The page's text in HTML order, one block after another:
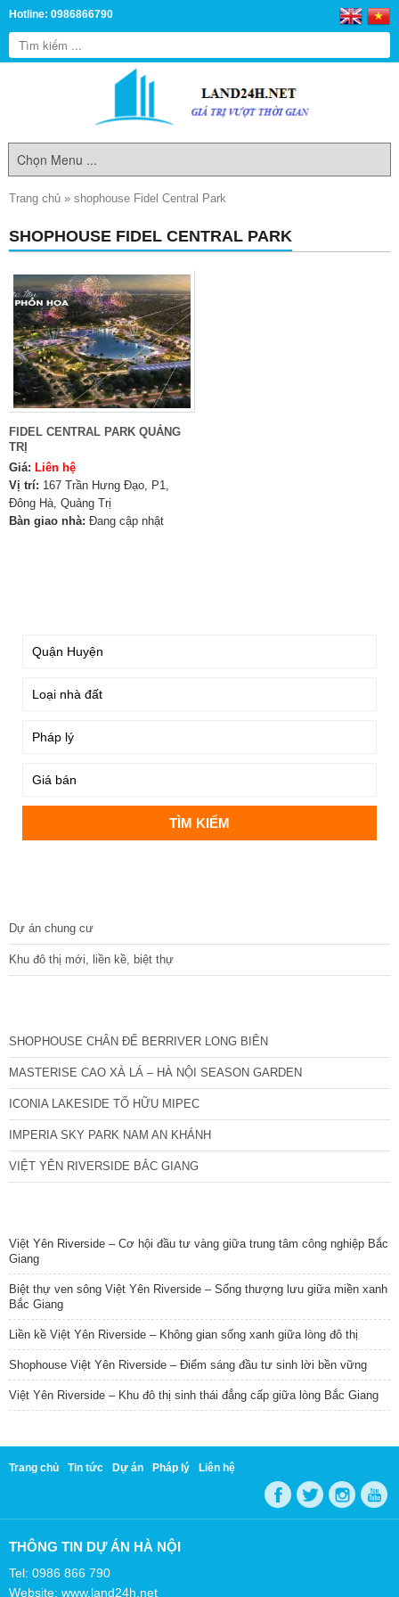
Hotline: 0986866790
Trang chủ » shophouse Fidel Central Park
SHOPHOUSE FIDEL CENTRAL PARK
FIDEL CENTRAL PARK QUẢNG
TRỊ
Giá: Liên hệ
Vị trí: 167 Trần Hưng Đạo, P1,
Đông Hà, Quảng Trị
Bàn giao nhà: Đang cập nhật
Dự án chung cư
Khu đô thị mới, liền kề, biệt thự
SHOPHOUSE CHÂN ĐẾ BERRIVER LONG BIÊN
MASTERISE CAO XÀ LÁ – HÀ NỘI SEASON GARDEN
ICONIA LAKESIDE TỐ HỮU MIPEC
IMPERIA SKY PARK NAM AN KHÁNH
VIỆT YÊN RIVERSIDE BẮC GIANG
Việt Yên Riverside – Cơ hội đầu tư vàng giữa trung tâm công nghiệp Bắc
Giang
Biệt thự ven sông Việt Yên Riverside – Sống thượng lưu giữa miền xanh
Bắc Giang
Liền kề Việt Yên Riverside – Không gian sống xanh giữa lòng đô thị
Shophouse Việt Yên Riverside – Điểm sáng đầu tư sinh lời bền vững
Việt Yên Riverside – Khu đô thị sinh thái đẳng cấp giữa lòng Bắc Giang
Trang chủ Tin tức Dự án Pháp lý Liên hệ
THÔNG TIN DỰ ÁN HÀ NỘI
Tel: 0986 866 790
Website: www.land24h.net